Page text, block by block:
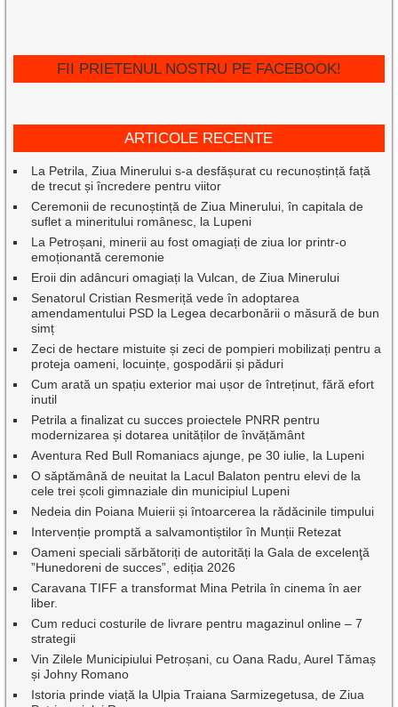
FII PRIETENUL NOSTRU PE FACEBOOK!
ARTICOLE RECENTE
La Petrila, Ziua Minerului s-a desfășurat cu recunoștință față
de trecut și încredere pentru viitor
Ceremonii de recunoștință de Ziua Minerului, în capitala de
suflet a mineritului românesc, la Lupeni
La Petroșani, minerii au fost omagiați de ziua lor printr-o
emoționantă ceremonie
Eroii din adâncuri omagiați la Vulcan, de Ziua Minerului
Senatorul Cristian Resmeriță vede în adoptarea
amendamentului PSD la Legea decarbonării o măsură de bun
simț
Zeci de hectare mistuite și zeci de pompieri mobilizați pentru a
proteja oameni, locuințe, gospodării și păduri
Cum arată un spațiu exterior mai ușor de întreținut, fără efort
inutil
Petrila a finalizat cu succes proiectele PNRR pentru
modernizarea și dotarea unităților de învățământ
Aventura Red Bull Romaniacs ajunge, pe 30 iulie, la Lupeni
O săptămână de neuitat la Lacul Balaton pentru elevi de la
cele trei școli gimnaziale din municipiul Lupeni
Nedeia din Poiana Muierii și întoarcerea la rădăcinile timpului
Intervenție promptă a salvamontiștilor în Munții Retezat
Oameni speciali sărbătoriți de autorități la Gala de excelenţă
”Hunedoreni de succes”, ediția 2026
Caravana TIFF a transformat Mina Petrila în cinema în aer
liber.
Cum reduci costurile de livrare pentru magazinul online – 7
strategii
Vin Zilele Municipiului Petroșani, cu Oana Radu, Aurel Tămaș
și Johny Romano
Istoria prinde viață la Ulpia Traiana Sarmizegetusa, de Ziua